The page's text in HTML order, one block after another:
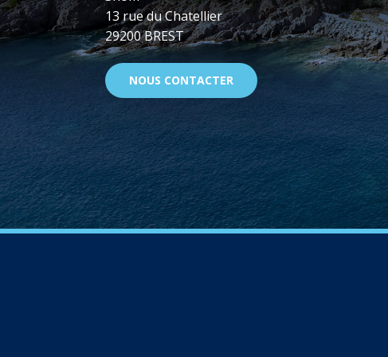
13 rue du Chatellier
29200 BREST
NOUS CONTACTER